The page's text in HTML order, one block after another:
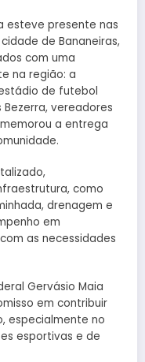
esteve presente nas
de Bananeiras,
com uma
na região: a
de futebol
vereadores
a entrega
como
drenagem e
em
as necessidades
Gervásio Maia
em contribuir
especialmente no
esportivas e de